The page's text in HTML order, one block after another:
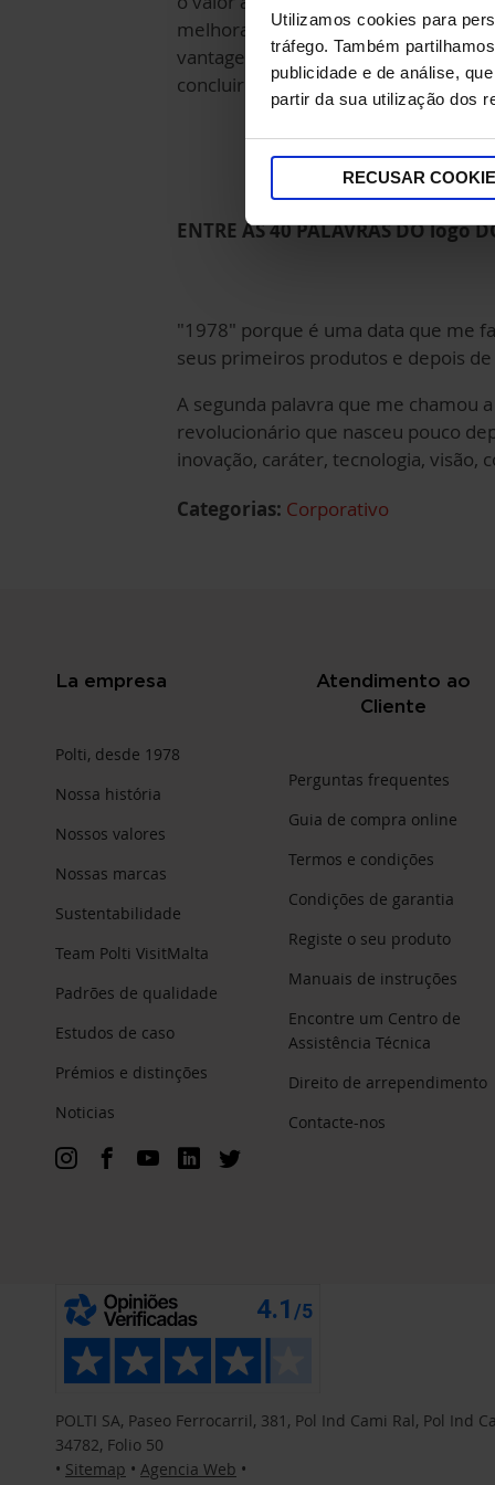
Utilizamos cookies para
tráfego. Também
publicidade e de análise,
partir da sua utilização dos
RECUSAR
melhoramos significativamente o
vantagens imediatas, bem como
concluir outros passos importantes,
ENTRE AS 40 PALAVRAS DO logo
"1978" porque é uma data que me
seus primeiros produtos e depois
A segunda palavra que me chamou
revolucionário que nasceu pouco
inovação, caráter, tecnologia, visão,
Categorias: Corporativo
La empresa
Polti, desde 1978
Nossa história
Nossos valores
Nossas marcas
Sustentabilidade
Team Polti VisitMalta
Padrões de qualidade
Estudos de caso
Prémios e distinções
Noticias
Atendimento ao
Cliente
Perguntas frequentes
Guia de compra online
Termos e condições
Condições de garantia
Registe o seu produto
Manuais de instruções
Encontre um Centro de
Assistência Técnica
Direito de arrependimento
Contacte-nos
POLTI SA, Paseo Ferrocarril, 381, Pol Ind Cami Ral, Pol
34782, Folio 50
• Sitemap • Agencia Web •